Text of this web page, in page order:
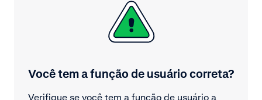
Você tem a função de usuário correta?
Verifique se você tem a função de usuário a